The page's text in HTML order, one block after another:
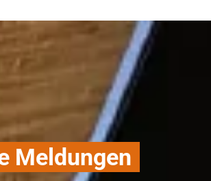
Meldungen